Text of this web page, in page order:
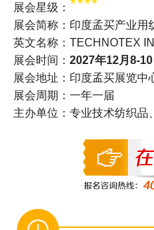
展会星级：
展会简称：印度孟买产业用
英文名称：TECHNOTEX
展会时间： 2027年12月8-10
展会地址：印度孟买展览中
展会周期：一年一届
主办单位：专业技术纺织品